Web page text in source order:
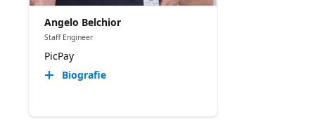
Angelo Belchior
Staff Engineer
PicPay
Biografie